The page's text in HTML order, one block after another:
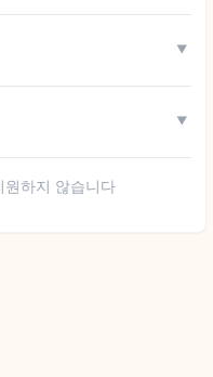
▼
▼
원하지 않습니다